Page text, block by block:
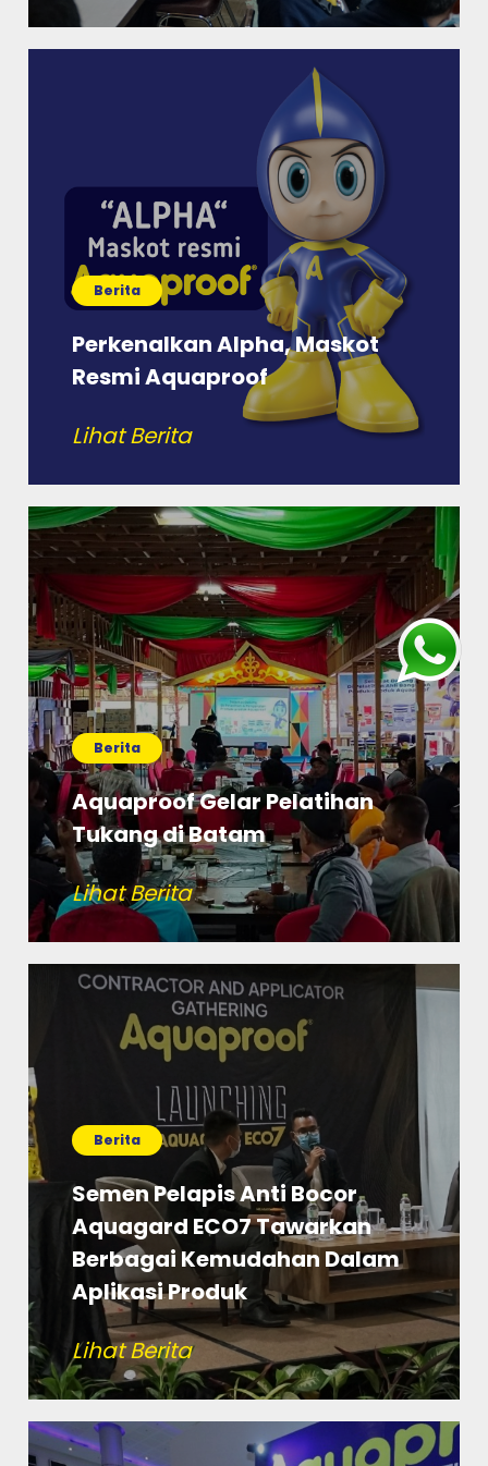
Berita
Perkenalkan Alpha, Maskot
Resmi Aquaproof
Lihat Berita
Berita
Aquaproof Gelar Pelatihan
Tukang di Batam
Lihat Berita
Berita
Semen Pelapis Anti Bocor
Aquagard ECO7 Tawarkan
Berbagai Kemudahan Dalam
Aplikasi Produk
Lihat Berita